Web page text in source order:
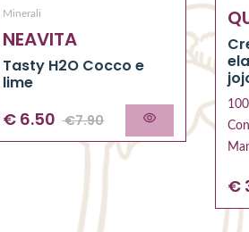
Minerali
NEAVITA
Tasty H2O Cocco e
lime
€ 6.50 €7.90
€